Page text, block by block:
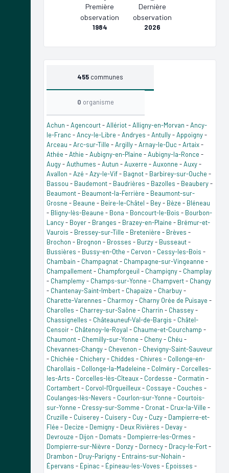
Première
observation
1984
Dernière
observation
2026
455 communes
0 organisme
Achun -Agencourt-Allériot-Alligny-en-Morvan -Ancy-
le-Franc -Ancy-le-Libre -Andryes -Antully-Appoigny-
Arceau -Arc-sur-Tille -Argilly-Arnay-le-Duc -Artaix-
Athée -Athie -Aubigny-en-Plaine -Aubigny-la-Ronce -
Augy-Authumes -Autun -Auxerre -Auxonne -Auxy-
Avallon -Azé -Azy-le-Vif- Bagnot- Barbirey-sur-Ouche -
Bassou - Baudemont- Baudrières - Bazolles - Beaubery-
Beaumont- Beaumont-la-Ferrière - Beaumont-sur-
Grosne - Beaune - Beire-le-Châtel - Bey- Bèze - Bléneau
- Bligny-lès-Beaune - Bona - Boncourt-le-Bois - Bourbon-
Lancy- Boyer- Branges - Brazey-en-Plaine - Brémur-et-
Vaurois - Bressey-sur-Tille - Bretenière - Brèves -
Brochon - Brognon - Brosses - Burzy- Busseaut-
Bussières - Bussy-en-Othe - Cervon - Cessy-les-Bois -
Chambain - Champagnat- Champagne-sur-Vingeanne -
Champallement- Champforgeuil - Champigny- Champlay
- Champlemy- Champs-sur-Yonne - Champvert- Changy
- Chantenay-Saint-Imbert- Chapaize - Charbuy-
Charette-Varennes - Charmoy- Charny Orée de Puisaye -
Charolles - Charrey-sur-Saône - Charrin - Chassey-
Chassignelles - Châteauneuf-Val-de-Bargis - Châtel-
Censoir- Châtenoy-le-Royal - Chaume-et-Courchamp -
Chaumont- Chemilly-sur-Yonne - Cheny- Chéu -
Chevannes-Changy- Chevenon - Chevigny-Saint-Sauveur
- Chichée - Chichery- Chiddes - Chivres - Collonge-en-
Charollais - Collonge-la-Madeleine - Colméry- Corcelles-
les-Arts - Corcelles-lès-Cîteaux- Cordesse - Cormatin -
Cortambert- Corvol-l'Orgueilleux- Cossaye - Couches -
Coulanges-lès-Nevers - Courlon-sur-Yonne - Courtois-
sur-Yonne - Cressy-sur-Somme - Cronat- Crux-la-Ville -
Cruzille - Cuiserey- Cuisery- Cuy- Cuzy- Dampierre-et-
Flée - Decize - Demigny- Deux Rivières - Devay-
Devrouze - Dijon - Domats - Dompierre-les-Ormes -
Dompierre-sur-Nièvre - Donzy- Dornecy- Dracy-le-Fort-
Drambon - Druy-Parigny- Entrains-sur-Nohain -
Épervans - Épinac - Épineau-les-Voves - Époisses -